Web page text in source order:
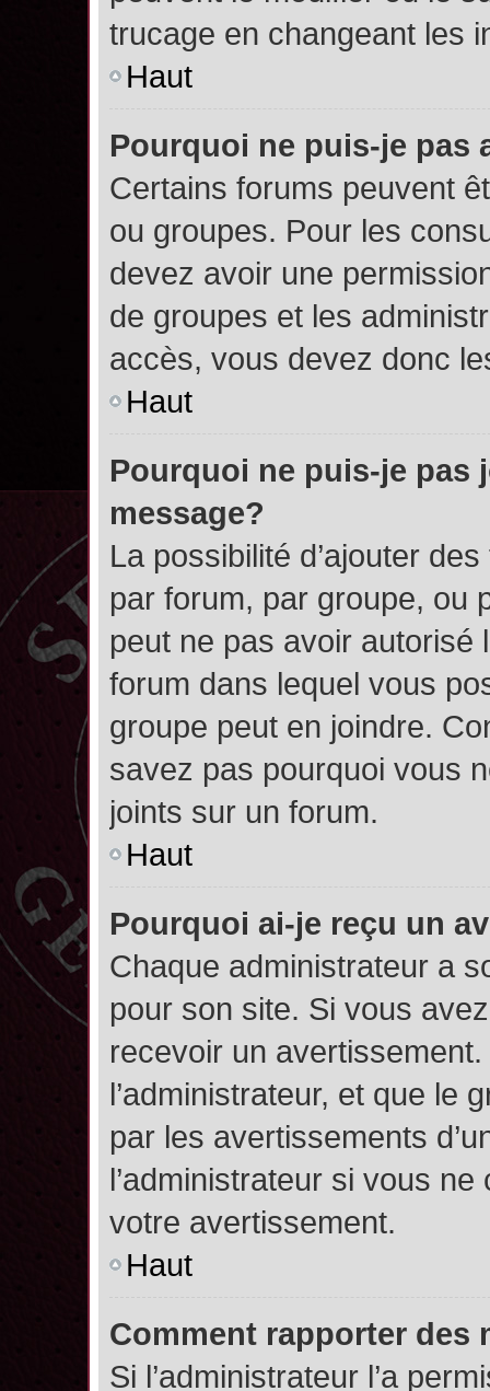
trucage en changeant les
Haut
Pourquoi ne puis-je pas
Certains forums peuvent
ou groupes. Pour les
devez avoir une
de groupes et les
accès, vous devez donc
Haut
Pourquoi ne puis-je pas
message?
La possibilité d’ajouter
par forum, par groupe, ou
peut ne pas avoir autorisé
forum dans lequel vous
groupe peut en joindre.
savez pas pourquoi vous
joints sur un forum.
Haut
Pourquoi ai-je reçu un
Chaque administrateur a
pour son site. Si vous
recevoir un
l’administrateur, et que le
par les avertissements
l’administrateur si vous
votre avertissement.
Haut
Comment rapporter des
Si l’administrateur l’a